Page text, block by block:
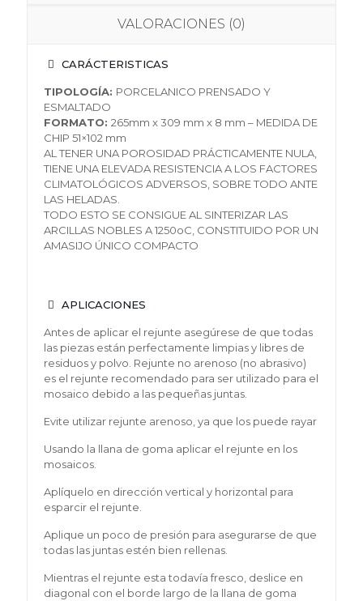
VALORACIONES (0)
CARÁCTERISTICAS
TIPOLOGÍA: PORCELANICO PRENSADO Y
ESMALTADO
FORMATO: 265mm x 309 mm x 8 mm – MEDIDA DE
CHIP 51×102 mm
AL TENER UNA POROSIDAD PRÁCTICAMENTE NULA,
TIENE UNA ELEVADA RESISTENCIA A LOS FACTORES
CLIMATOLÓGICOS ADVERSOS, SOBRE TODO ANTE
LAS HELADAS.
TODO ESTO SE CONSIGUE AL SINTERIZAR LAS
ARCILLAS NOBLES A 1250oC, CONSTITUIDO POR UN
AMASIJO ÚNICO COMPACTO
APLICACIONES
Antes de aplicar el rejunte asegúrese de que todas
las piezas están perfectamente limpias y libres de
residuos y polvo. Rejunte no arenoso (no abrasivo)
es el rejunte recomendado para ser utilizado para el
mosaico debido a las pequeñas juntas.
Evite utilizar rejunte arenoso, ya que los puede rayar
Usando la llana de goma aplicar el rejunte en los
mosaicos.
Aplíquelo en dirección vertical y horizontal para
esparcir el rejunte.
Aplique un poco de presión para asegurarse de que
todas las juntas estén bien rellenas.
Mientras el rejunte esta todavía fresco, deslice en
diagonal con el borde largo de la llana de goma